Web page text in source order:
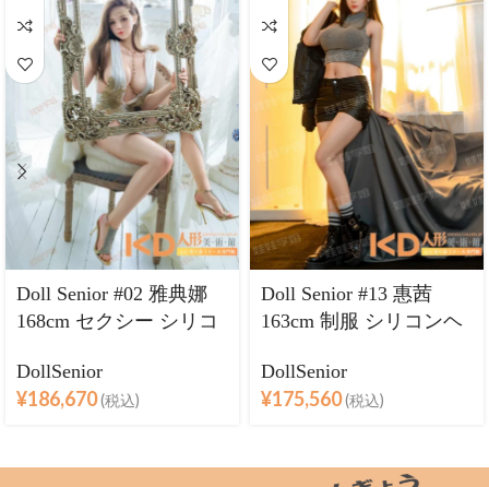
Doll Senior #02 雅典娜
168cm セクシー シリコ
ラブドール良乳
DollSenior
¥186,670(税込)
Doll Senior #13 惠茜
163cm 制服 シリコンヘ
ドール巨乳
DollSenior
¥175,560(税込)